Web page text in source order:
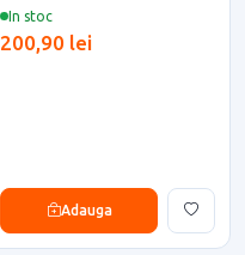
In stoc
200,90 lei
Adauga